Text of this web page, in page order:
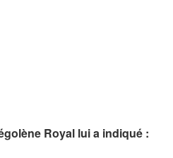
Royal lui a indiqué :